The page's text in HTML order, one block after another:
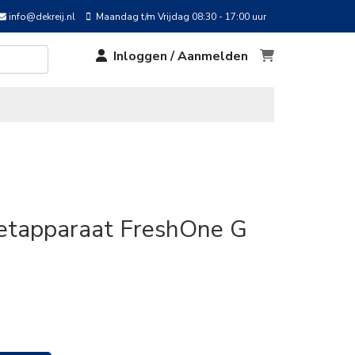
info@dekreij.nl Maandag t/m Vrijdag 08:30 - 17:00 uur
Inloggen / Aanmelden
FreshOne G